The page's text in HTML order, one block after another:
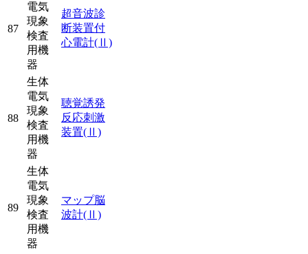
87
電気
現象
検査
用機
器
超音波診
断装置付
心電計(Ⅱ)
88
生体
電気
現象
検査
用機
器
聴覚誘発
反応刺激
装置(Ⅱ)
89
生体
電気
現象
検査
用機
器
マップ脳
波計(Ⅱ)